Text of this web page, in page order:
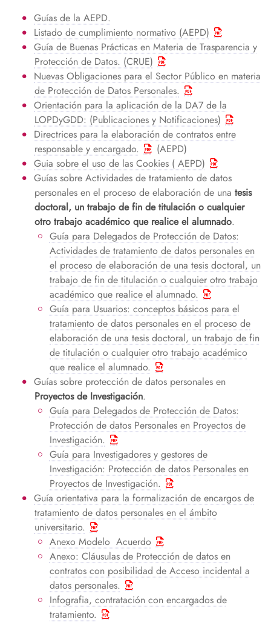
Guías de la AEPD.
Listado de cumplimiento normativo (AEPD)
Guía de Buenas Prácticas en Materia de Trasparencia y
Protección de Datos. (CRUE)
Nuevas Obligaciones para el Sector Público en materia
de Protección de Datos Personales.
Orientación para la aplicación de la DA7 de la
LOPDyGDD: (Publicaciones y Notificaciones)
Directrices para la elaboración de contratos entre
responsable y encargado.
(AEPD)
Guia sobre el uso de las Cookies ( AEPD)
Guías sobre Actividades de tratamiento de datos
personales en el proceso de elaboración de una tesis
doctoral, un trabajo de fin de titulación o cualquier
otro trabajo académico que realice el alumnado.
Guía para Delegados de Protección de Datos:
Actividades de tratamiento de datos personales en
el proceso de elaboración de una tesis doctoral, un
trabajo de fin de titulación o cualquier otro trabajo
académico que realice el alumnado.
Guía para Usuarios: conceptos básicos para el
tratamiento de datos personales en el proceso de
elaboración de una tesis doctoral, un trabajo de fin
de titulación o cualquier otro trabajo académico
que realice el alumnado.
Guías sobre protección de datos personales en
Proyectos de Investigación.
Guía para Delegados de Protección de Datos:
Protección de datos Personales en Proyectos de
Investigación.
Guía para Investigadores y gestores de
Investigación: Protección de datos Personales en
Proyectos de Investigación.
Guía orientativa para la formalización de encargos de
tratamiento de datos personales en el ámbito
universitario.
Anexo Modelo Acuerdo
Anexo: Cláusulas de Protección de datos en
contratos con posibilidad de Acceso incidental a
datos personales.
Infografia, contratación con encargados de
tratamiento.